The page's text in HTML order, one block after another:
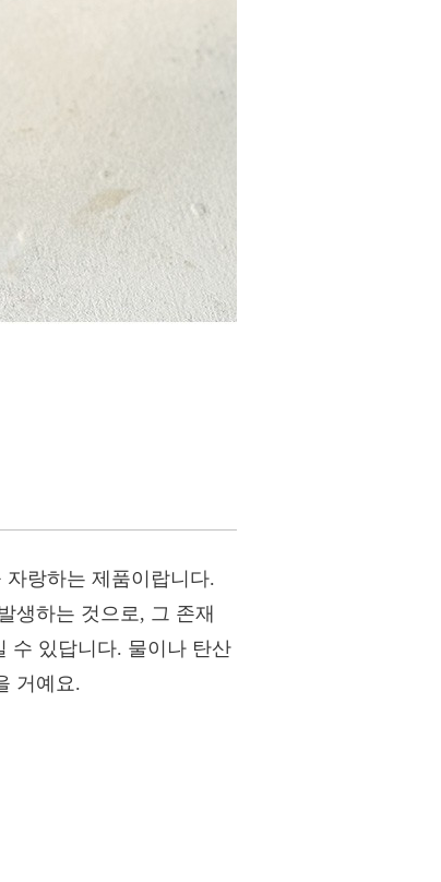
랑하는 제품이랍니다.
생하는 것으로, 그 존재
수 있답니다. 물이나 탄산
거예요.